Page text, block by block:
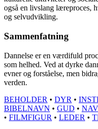
også en livslang læreproces,
og selvudvikling.
Sammenfatning
Dannelse er en værdifuld
som helhed. Ved at dyrke
evner og forståelse, men
verden.
BEHOLDER • DYR •
BIBELNAVN • GUD •
• FILMFIGUR • LEDER •